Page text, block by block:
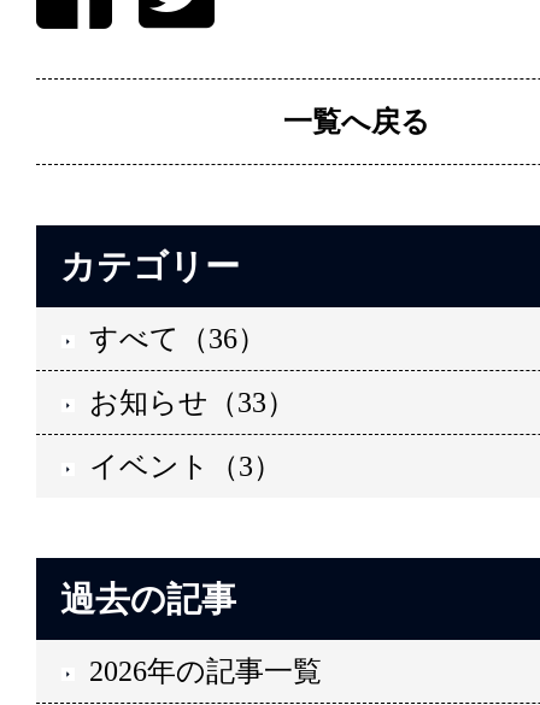
一覧へ戻る
カテゴリー
すべて（36）
お知らせ（33）
イベント（3）
過去の記事
2026年の記事一覧